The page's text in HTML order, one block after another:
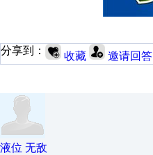
分享到： 收藏 邀请回答
液位 无敌